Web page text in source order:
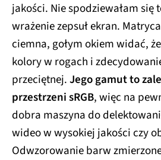
jakości. Nie spodziewałam się
wrażenie zepsuł ekran.
ciemna, gołym okiem widać,
kolory w rogach i
przeciętnej.Jego gamut to
przestrzeni sRGB, więc na
dobra maszyna do
wideo w wysokiej jakości czy
Odwzorowanie barw